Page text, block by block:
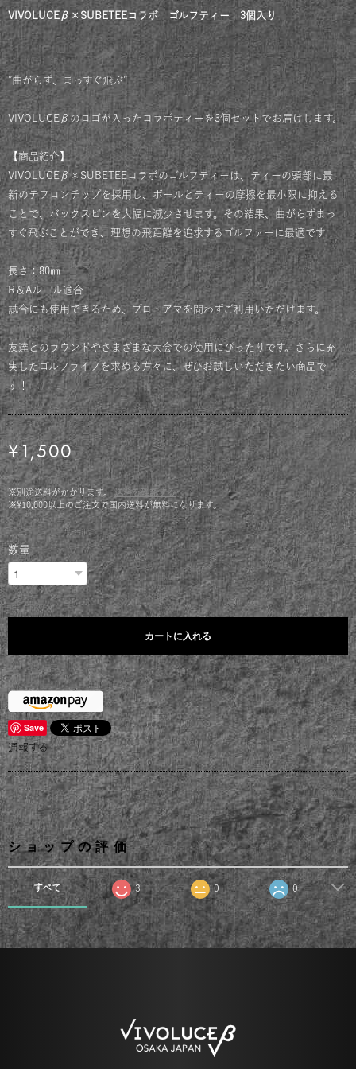
VIVOLUCEβ×SUBETEEコラボ ゴルフティー 3個入り
”曲がらず、まっすぐ飛ぶ”
VIVOLUCEβのロゴが入ったコラボティーを3個セットでお届けします。
【商品紹介】
VIVOLUCEβ×SUBETEEコラボのゴルフティーは、ティーの頭部に最
新のテフロンチップを採用し、ボールとティーの摩擦を最小限に抑える
ことで、バックスピンを大幅に減少させます。その結果、曲がらずまっ
すぐ飛ぶことができ、理想の飛距離を追求するゴルファーに最適です！
長さ：80㎜
R＆Aルール適合
試合にも使用できるため、プロ・アマを問わずご利用いただけます。
友達とのラウンドやさまざまな大会での使用にぴったりです。さらに充
実したゴルフライフを求める方々に、ぜひお試しいただきたい商品で
す！
¥1,500
※別途送料がかかります。
送料を確認する
※¥10,000以上のご注文で国内送料が無料になります。
数量
カートに入れる
Save
通報する
ショップの評価
すべて 3 0 0